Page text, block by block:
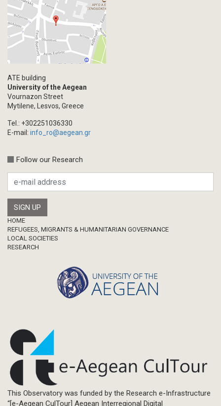
Photography
Events
Blogpost
Multimedia
Academic Journal Issue
Book/Monograph
Chapter in Collected Volume
Calls
Research Publication
Master Thesis
ATE building
University of the Aegean
Vournazon Street
Mytilene, Lesvos, Greece
Tel.: +302251036330
E-mail: info_ro@aegean.gr
Follow our Research
Footer
HOME
REFUGEES, MIGRANTS & HUMANITARIAN GOVERNANCE
LOCAL SOCIETIES
RESEARCH
This Observatory was funded by the Research e-Infrastructure
“[e-Aegean CulTour] Aegean Interregional Digital